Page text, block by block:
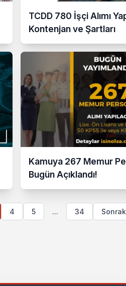
TCDD 780 İşçi Alımı
Kontenjan ve Şartları
Kamuya 267 Memur
Bugün Açıklandı!
4 5 ... 34